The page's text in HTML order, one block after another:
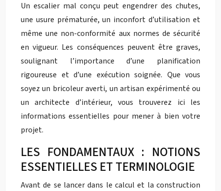
Un escalier mal conçu peut engendrer des chutes,
une usure prématurée, un inconfort d’utilisation et
même une non-conformité aux normes de sécurité
en vigueur. Les conséquences peuvent être graves,
soulignant l’importance d’une planification
rigoureuse et d’une exécution soignée. Que vous
soyez un bricoleur averti, un artisan expérimenté ou
un architecte d’intérieur, vous trouverez ici les
informations essentielles pour mener à bien votre
projet.
LES FONDAMENTAUX : NOTIONS
ESSENTIELLES ET TERMINOLOGIE
Avant de se lancer dans le calcul et la construction